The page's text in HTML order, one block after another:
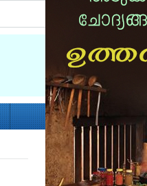
Socialize